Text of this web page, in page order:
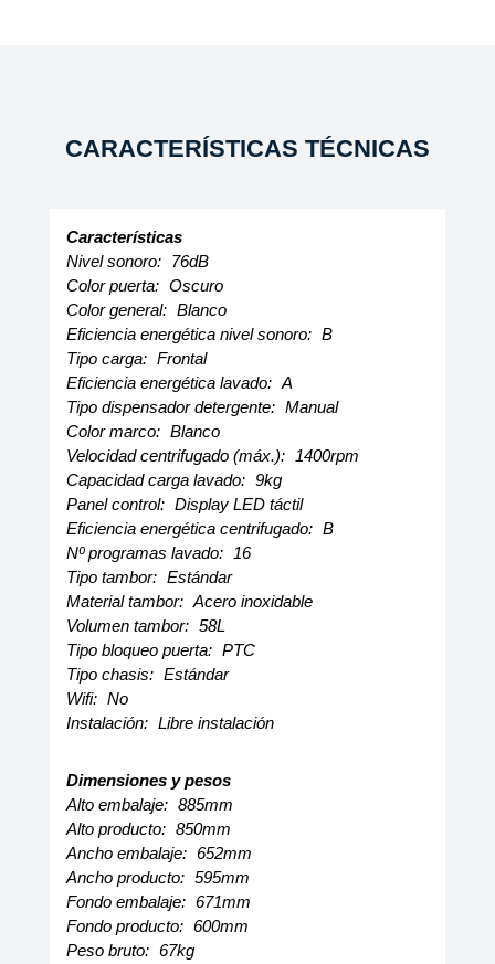
CARACTERÍSTICAS TÉCNICAS
Características
Nivel sonoro: 76dB
Color puerta: Oscuro
Color general: Blanco
Eficiencia energética nivel sonoro: B
Tipo carga: Frontal
Eficiencia energética lavado: A
Tipo dispensador detergente: Manual
Color marco: Blanco
Velocidad centrifugado (máx.): 1400rpm
Capacidad carga lavado: 9kg
Panel control: Display LED táctil
Eficiencia energética centrifugado: B
Nº programas lavado: 16
Tipo tambor: Estándar
Material tambor: Acero inoxidable
Volumen tambor: 58L
Tipo bloqueo puerta: PTC
Tipo chasis: Estándar
Wifi: No
Instalación: Libre instalación
Dimensiones y pesos
Alto embalaje: 885mm
Alto producto: 850mm
Ancho embalaje: 652mm
Ancho producto: 595mm
Fondo embalaje: 671mm
Fondo producto: 600mm
Peso bruto: 67kg